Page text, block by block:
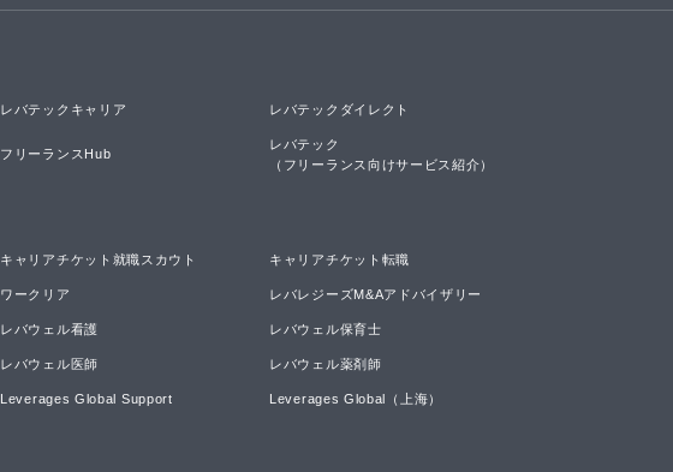
レバテックキャリア レバテックダイレクト
フリーランスHub
レバテック
（フリーランス向けサービス紹介）
キャリアチケット就職スカウト キャリアチケット転職
ワークリア レバレジーズM&Aアドバイザリー
レバウェル看護 レバウェル保育士
レバウェル医師 レバウェル薬剤師
Leverages Global Support Leverages Global（上海）